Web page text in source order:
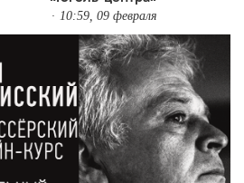
10:59, 09 февраля